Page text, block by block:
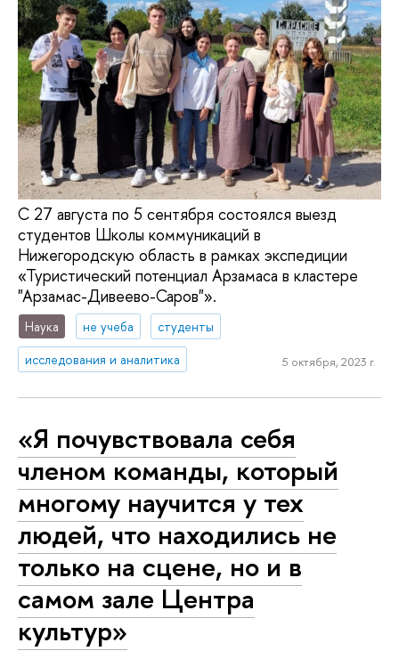
С 27 августа по 5 сентября состоялся выезд
студентов Школы коммуникаций в
Нижегородскую область в рамках экспедиции
«Туристический потенциал Арзамаса в кластере
"Арзамас-Дивеево-Саров"».
Наука не учеба
студенты
исследования и аналитика
5 октября, 2023 г.
«Я почувствовала себя
членом команды, который
многому научится у тех
людей, что находились не
только на сцене, но и в
самом зале Центра
культур»